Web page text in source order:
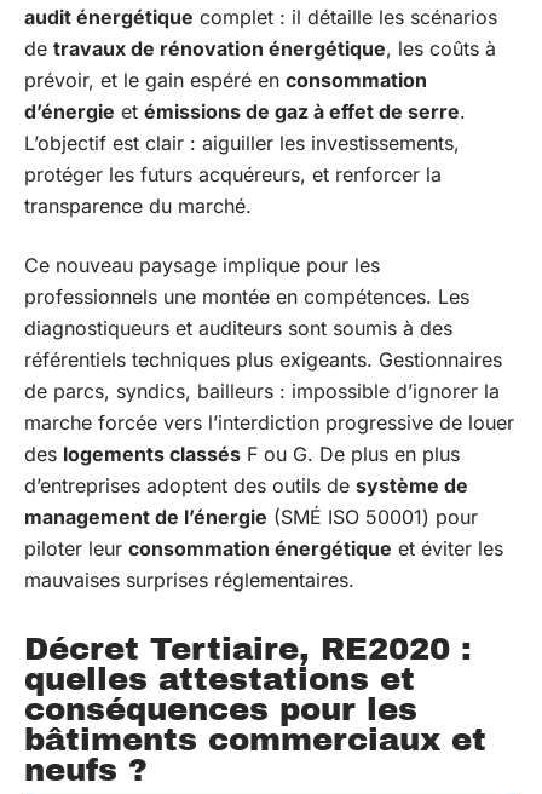
audit énergétique complet : il détaille les scénarios
de travaux de rénovation énergétique, les coûts à
prévoir, et le gain espéré en consommation
d’énergie et émissions de gaz à effet de serre.
L’objectif est clair : aiguiller les investissements,
protéger les futurs acquéreurs, et renforcer la
transparence du marché.
Ce nouveau paysage implique pour les
professionnels une montée en compétences. Les
diagnostiqueurs et auditeurs sont soumis à des
référentiels techniques plus exigeants. Gestionnaires
de parcs, syndics, bailleurs : impossible d’ignorer la
marche forcée vers l’interdiction progressive de louer
des logements classés F ou G. De plus en plus
d’entreprises adoptent des outils de système de
management de l’énergie (SMÉ ISO 50001) pour
piloter leur consommation énergétique et éviter les
mauvaises surprises réglementaires.
Décret Tertiaire, RE2020 :
quelles attestations et
conséquences pour les
bâtiments commerciaux et
neufs ?